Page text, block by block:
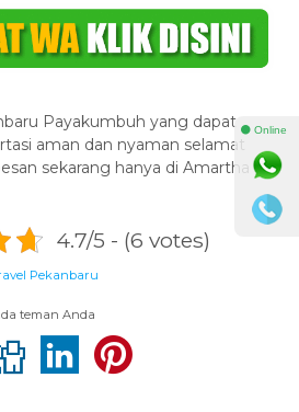
Payakumbuh yang dapat
aman dan nyaman selamat
sekarang hanya di Amartha
4.7/5 - (6 votes)
Pekanbaru
teman Anda
⚫ Online